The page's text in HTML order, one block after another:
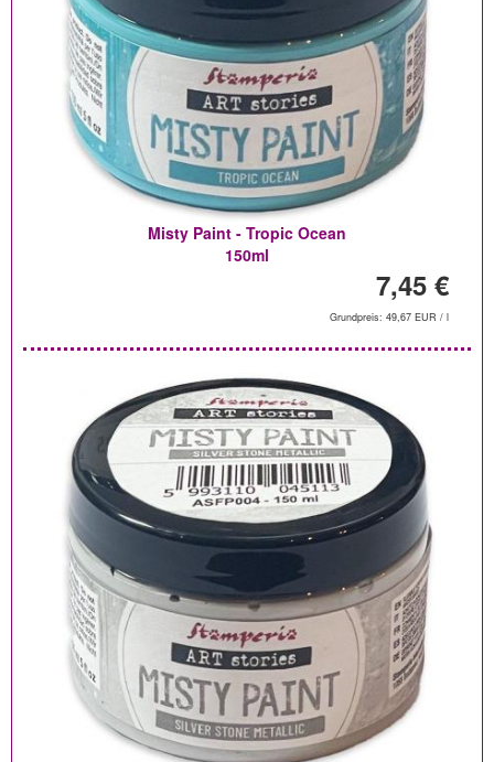
Misty Paint - Tropic Ocean
150ml
7,45 €
Grundpreis: 49,67 EUR / l